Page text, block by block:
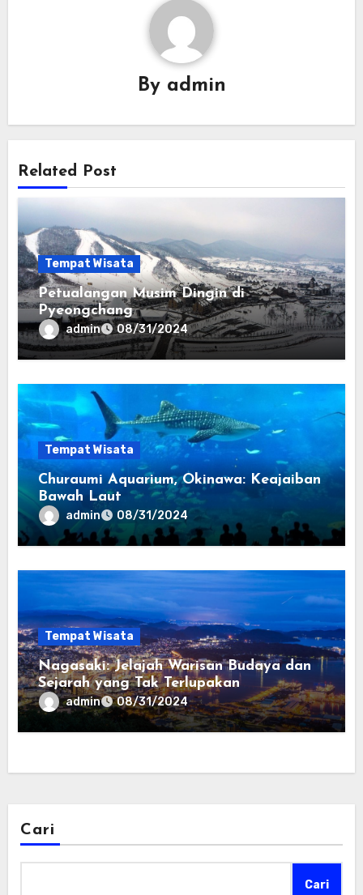
By admin
Related Post
Tempat Wisata
Petualangan Musim Dingin di
Pyeongchang
admin 08/31/2024
Tempat Wisata
Churaumi Aquarium, Okinawa: Keajaiban
Bawah Laut
admin 08/31/2024
Tempat Wisata
Nagasaki: Jelajah Warisan Budaya dan
Sejarah yang Tak Terlupakan
admin 08/31/2024
Cari
Cari